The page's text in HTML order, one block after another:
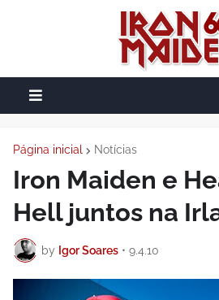
Página inicial Notícias
Iron Maiden e
Hell juntos na
by Igor Soares • 9.4.10